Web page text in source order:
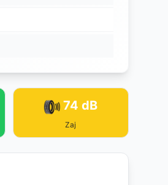
74 dB
Zaj